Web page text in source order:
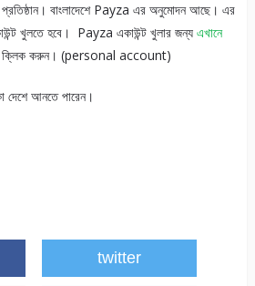
বাংলাদেশে Payza এর অনুমোদন আছে। এর
খুলতে হবে। Payza একাউন্ট খুলার জন্য এখানে
ক্লিক করুন। (personal account)
দেশে আনতে পারেন।
twitter